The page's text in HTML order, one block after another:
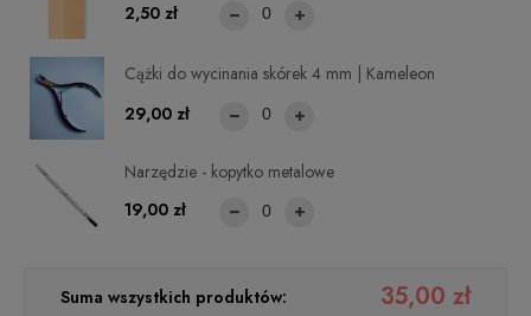
Narzędzie - kopytko metalowe
19,00 zł
2,50 zł
Cążki do wycinania skórek 4 mm | Kameleon
29,00 zł
Suma wszystkich produktów: 35,00 zł